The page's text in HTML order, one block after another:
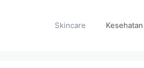
Skincare Kesehatan